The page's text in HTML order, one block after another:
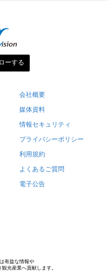
ーする
会社概要
媒体資料
情報セキュリティ
プライバシーポリシー
利用規約
よくあるご質問
電子公告
有益な情報や
光産業へ貢献します。